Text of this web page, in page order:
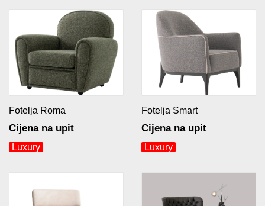
Fotelja Roma
Cijena na upit
Luxury
Fotelja Smart
Cijena na upit
Luxury